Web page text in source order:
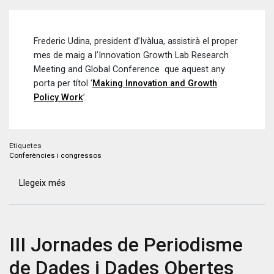
Frederic Udina, president d’Ivàlua, assistirà el proper
mes de maig a l’Innovation Growth Lab Research
Meeting and Global Conference que aquest any
porta per títol ‘Making Innovation and Growth
Policy Work’.
Etiquetes
Conferències i congressos
Llegeix més
l’Innovation
Growth
Lab
III Jornades de Periodisme
de Dades i Dades Obertes